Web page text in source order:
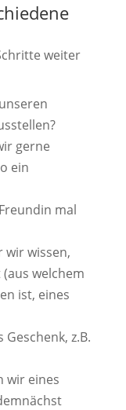
weiter
gerne
ein
mal
wir wissen,
welchem
ist, eines
z.B.
wir eines